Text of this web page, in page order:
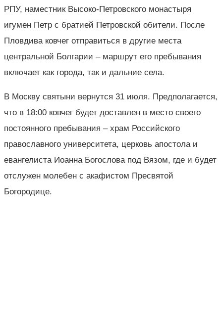
РПУ, наместник Высоко-Петровского монастыря
игумен Петр с братией Петровской обители. После
Пловдива ковчег отправиться в другие места
центральной Болгарии – маршрут его пребывания
включает как города, так и дальние села.
В Москву святыни вернутся 31 июля. Предполагается,
что в 18:00 ковчег будет доставлен в место своего
постоянного пребывания – храм Российского
православного университета, церковь апостола и
евангелиста Иоанна Богослова под Вязом, где и будет
отслужен молебен с акафистом Пресвятой
Богородице.